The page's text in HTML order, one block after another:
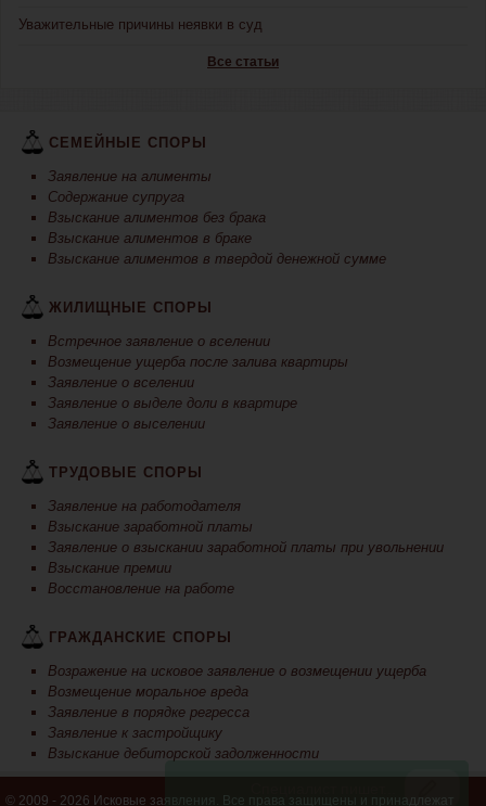
Уважительные причины неявки в суд
Все статьи
СЕМЕЙНЫЕ СПОРЫ
Заявление на алименты
Содержание супруга
Взыскание алиментов без брака
Взыскание алиментов в браке
Взыскание алиментов в твердой денежной сумме
ЖИЛИЩНЫЕ СПОРЫ
Встречное заявление о вселении
Возмещение ущерба после залива квартиры
Заявление о вселении
Заявление о выделе доли в квартире
Заявление о выселении
ТРУДОВЫЕ СПОРЫ
Заявление на работодателя
Взыскание заработной платы
Заявление о взыскании заработной платы при увольнении
Взыскание премии
Восстановление на работе
ГРАЖДАНСКИЕ СПОРЫ
Возражение на исковое заявление о возмещении ущерба
Возмещение моральное вреда
Заявление в порядке регресса
Заявление к застройщику
Взыскание дебиторской задолженности
© 2009 - 2026 Исковые заявления. Все права защищены и принадлежат